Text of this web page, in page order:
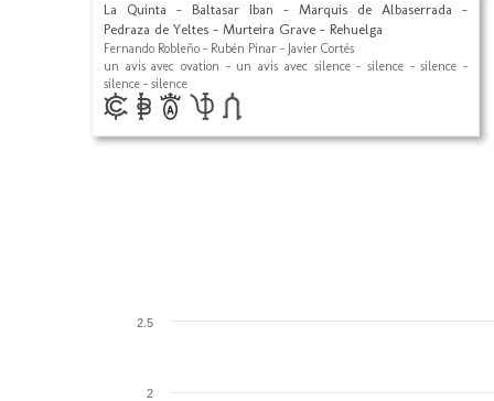
La Quinta - Baltasar Iban - Marquis de Albaserrada -
Pedraza de Yeltes - Murteira Grave - Rehuelga
Fernando Robleño - Rubén Pinar - Javier Cortés
un avis avec ovation - un avis avec silence - silence - silence -
silence - silence
2
2.5